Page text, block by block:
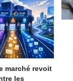
marché revoit
les